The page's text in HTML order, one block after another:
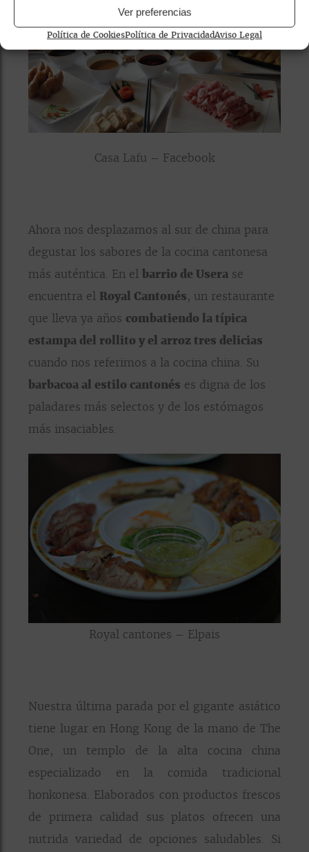
Ver preferencias
Política de CookiesPolítica de PrivacidadAviso Legal
Casa Lafu – Facebook
Ahora nos desplazamos al sur de china para
degustar los sabores de la cocina cantonesa
más auténtica. En elbarrio de Usera se
encuentra el Royal Cantonés, un restaurante
que lleva ya años combatiendo la típica
estampa del rollito y el arroz tres delicias
cuando nos referimos a la cocina china. Su
barbacoa al estilo cantonés es digna de los
paladares más selectos y de los estómagos
más insaciables.
Royal cantones – Elpais
Nuestra última parada por el gigante asiático
tiene lugar en Hong Kong de la mano de The
One, un templo de la alta cocina china
especializado en la comida tradicional
honkonesa. Elaborados con productos frescos
de primera calidad sus platos ofrecen una
nutrida variedad de opciones saludables. Si